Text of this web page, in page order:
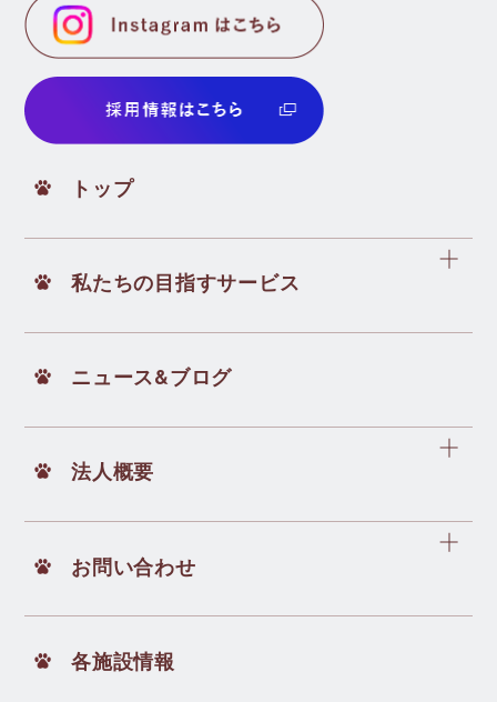
トップ
私たちの目指すサービス
ニュース&ブログ
法人概要
お問い合わせ
各施設情報